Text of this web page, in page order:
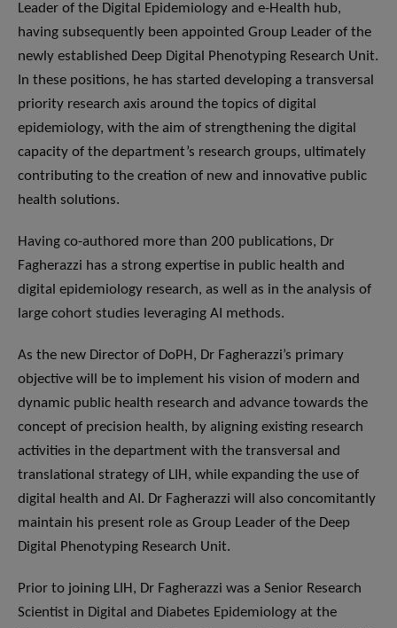
Leader of the Digital Epidemiology and e-Health hub,
having subsequently been appointed Group Leader of the
newly established Deep Digital Phenotyping Research Unit.
In these positions, he has started developing a transversal
priority research axis around the topics of digital
epidemiology, with the aim of strengthening the digital
capacity of the department’s research groups, ultimately
contributing to the creation of new and innovative public
health solutions.
Having co-authored more than 200 publications, Dr
Fagherazzi has a strong expertise in public health and
digital epidemiology research, as well as in the analysis of
large cohort studies leveraging AI methods.
As the new Director of DoPH, Dr Fagherazzi’s primary
objective will be to implement his vision of modern and
dynamic public health research and advance towards the
concept of precision health, by aligning existing research
activities in the department with the transversal and
translational strategy of LIH, while expanding the use of
digital health and AI. Dr Fagherazzi will also concomitantly
maintain his present role as Group Leader of the Deep
Digital Phenotyping Research Unit.
Prior to joining LIH, Dr Fagherazzi was a Senior Research
Scientist in Digital and Diabetes Epidemiology at the